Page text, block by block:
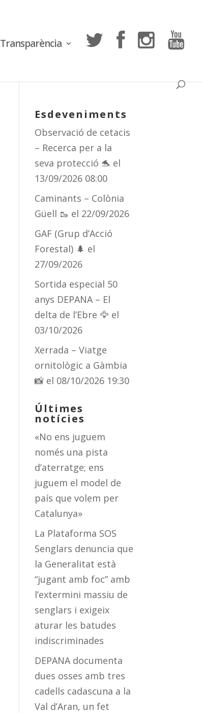
Transparència
Esdeveniments
Observació de cetacis
– Recerca per a la
seva protecció 🐬 el
13/09/2026 08:00
Caminants – Colònia
Güell 🥾 el 22/09/2026
GAF (Grup d’Acció
Forestal) 🌲 el
27/09/2026
Sortida especial 50
anys DEPANA – El
delta de l’Ebre 🦅 el
03/10/2026
Xerrada – Viatge
ornitològic a Gàmbia
📸 el 08/10/2026 19:30
Últimes
notícies
«No ens juguem
només una pista
d’aterratge; ens
juguem el model de
país que volem per
Catalunya»
La Plataforma SOS
Senglars denuncia que
la Generalitat està
“jugant amb foc” amb
l’extermini massiu de
senglars i exigeix
aturar les batudes
indiscriminades
DEPANA documenta
dues osses amb tres
cadells cadascuna a la
Val d’Aran, un fet